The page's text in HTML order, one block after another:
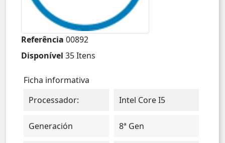
Referência 00892
Disponível 35 Itens
Ficha informativa
Processador:
Intel Core I5
Generación 8ª Gen